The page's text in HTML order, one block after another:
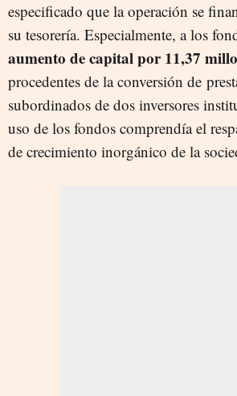
especificado que la operación se
su tesorería. Especialmente, a los
aumento de capital por 11,37
procedentes de la conversión de
subordinados de dos inversores
uso de los fondos comprendía el
de crecimiento inorgánico de la